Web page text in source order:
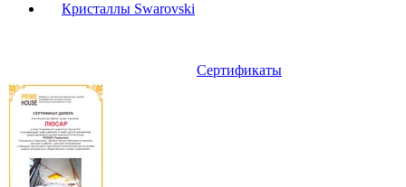
Кристаллы Swarovski
Сертификаты